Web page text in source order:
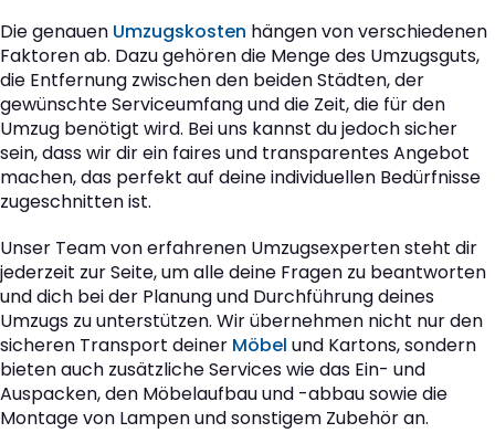
Die genauen Umzugskosten hängen von verschiedenen
Faktoren ab. Dazu gehören die Menge des Umzugsguts,
die Entfernung zwischen den beiden Städten, der
gewünschte Serviceumfang und die Zeit, die für den
Umzug benötigt wird. Bei uns kannst du jedoch sicher
sein, dass wir dir ein faires und transparentes Angebot
machen, das perfekt auf deine individuellen Bedürfnisse
zugeschnitten ist.
Unser Team von erfahrenen Umzugsexperten steht dir
jederzeit zur Seite, um alle deine Fragen zu beantworten
und dich bei der Planung und Durchführung deines
Umzugs zu unterstützen. Wir übernehmen nicht nur den
sicheren Transport deiner Möbel und Kartons, sondern
bieten auch zusätzliche Services wie das Ein- und
Auspacken, den Möbelaufbau und -abbau sowie die
Montage von Lampen und sonstigem Zubehör an.